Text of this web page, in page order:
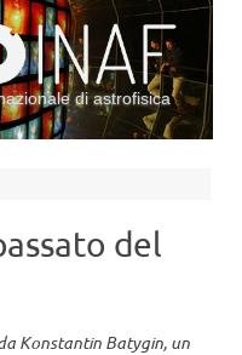
di astrofisica
del
Konstantin Batygin, un